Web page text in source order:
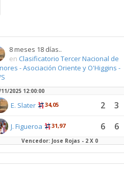
8 meses 18 días..
en Clasificatorio Tercer Nacional de
- Asociación Oriente y O'Higgins -
2025 12:00:00
E. Slater 34,05 2 3
J. Figueroa 31,97 6 6
Vencedor: Jose Rojas - 2 X 0